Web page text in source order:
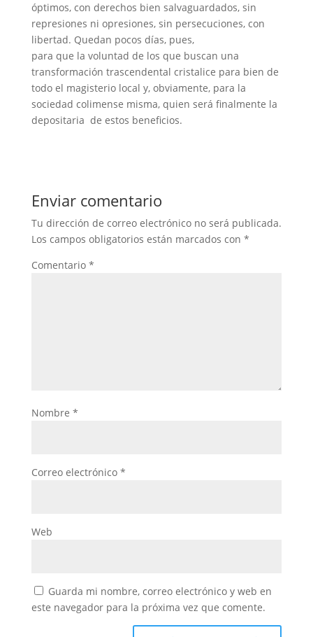
óptimos, con derechos bien salvaguardados, sin
represiones ni opresiones, sin persecuciones, con
libertad. Quedan pocos días, pues,
para que la voluntad de los que buscan una
transformación trascendental cristalice para bien de
todo el magisterio local y, obviamente, para la
sociedad colimense misma, quien será finalmente la
depositaria de estos beneficios.
Enviar comentario
Tu dirección de correo electrónico no será publicada.
Los campos obligatorios están marcados con *
Comentario *
Nombre *
Correo electrónico *
Web
Guarda mi nombre, correo electrónico y web en
este navegador para la próxima vez que comente.